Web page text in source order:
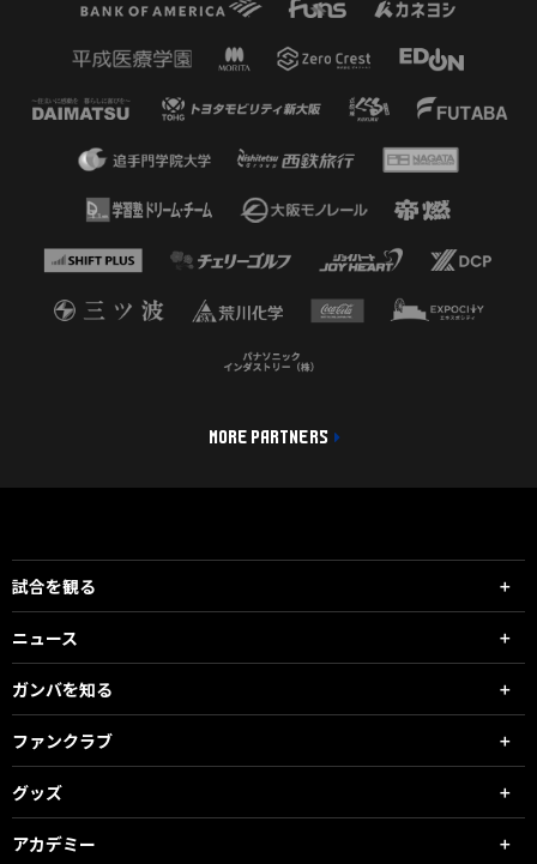
MORE PARTNERS
試合を観る
ニュース
ガンバを知る
ファンクラブ
グッズ
アカデミー